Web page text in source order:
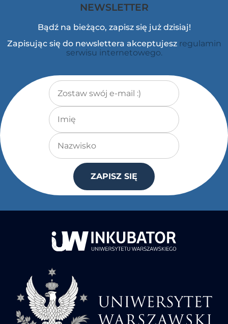
NEWSLETTER
Bądź na bieżąco, zapisz się już dzisiaj!
Zapisując się do newslettera akceptujesz regulamin
serwisu internetowego.
Adres e-mail*
Imię
Nazwisko
ZAPISZ SIĘ